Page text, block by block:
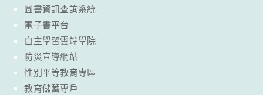
圖書資訊查詢系統
電子書平台
自主學習雲端學院
防災宣導網站
性別平等教育專區
教育儲蓄專戶